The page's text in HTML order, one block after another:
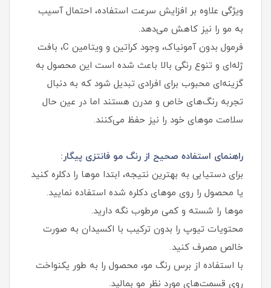
ویژگی علاوه بر افزایش سرعت استفاده، احتمال آسیب
به مو را نیز کاهش می‌دهد.
فرمول بدون آمونیاک، وجود کراتین و ویتامین C، بافت
ژله‌ای و تنوع رنگی بالا باعث شده است این محصول به
گزینه‌ای محبوب برای افرادی تبدیل شود که به دنبال
تجربه رنگ‌های خاص و مدرن هستند اما در عین حال
سلامت موهای خود را نیز حفظ می‌کنند.
راهنمای استفاده صحیح از رنگ مو فانتزی پیگار:
برای دستیابی به بهترین نتیجه، ابتدا موها را دکلره کنید
یا محصول را روی موهای دکلره شده استفاده نمایید.
موها را شسته و کمی مرطوب نگه دارید.
محتویات تیوپ را بدون ترکیب با اکسیدان به صورت
خالص مصرف کنید.
با استفاده از برس رنگ مو، محصول را به طور یکنواخت
روی قسمت‌های مورد نظر مو بمالید.